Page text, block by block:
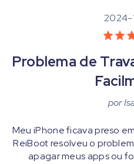
2024-
Problema de
por
Meu iPhone ficava preso
ReiBoot resolveu o
apagar meus apps ou